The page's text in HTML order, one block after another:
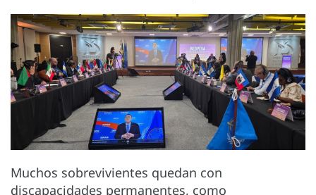
Muchos sobrevivientes quedan con
discapacidades permanentes, como